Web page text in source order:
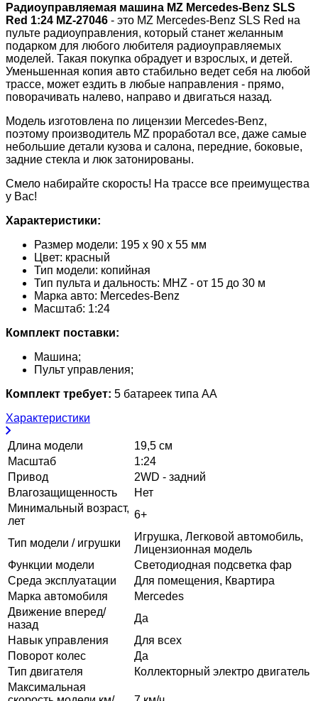
Радиоуправляемая машина MZ Mercedes-Benz SLS
Red 1:24 MZ-27046 - это MZ Mercedes-Benz SLS Red на
пульте радиоуправления, который станет желанным
подарком для любого любителя радиоуправляемых
моделей. Такая покупка обрадует и взрослых, и детей.
Уменьшенная копия авто стабильно ведет себя на любой
трассе, может ездить в любые направления - прямо,
поворачивать налево, направо и двигаться назад.
Модель изготовлена по лицензии Mercedes-Benz,
поэтому производитель MZ проработал все, даже самые
небольшие детали кузова и салона, передние, боковые,
задние стекла и люк затонированы.
Смело набирайте скорость! На трассе все преимущества
у Вас!
Характеристики:
Размер модели: 195 х 90 х 55 мм
Цвет: красный
Тип модели: копийная
Тип пульта и дальность: MHZ - от 15 до 30 м
Марка авто: Mercedes-Benz
Масштаб: 1:24
Комплект поставки:
Машина;
Пульт управления;
Комплект требует: 5 батареек типа АА
Характеристики
Длина модели
19,5 см
Масштаб
1:24
Привод
2WD - задний
Влагозащищенность
Нет
Минимальный возраст,
лет
6+
Тип модели / игрушки
Игрушка, Легковой автомобиль,
Лицензионная модель
Функции модели
Светодиодная подсветка фар
Среда эксплуатации
Для помещения, Квартира
Марка автомобиля
Mercedes
Движение вперед/
назад
Да
Навык управления
Для всех
Поворот колес
Да
Тип двигателя
Коллекторный электро двигатель
Максимальная